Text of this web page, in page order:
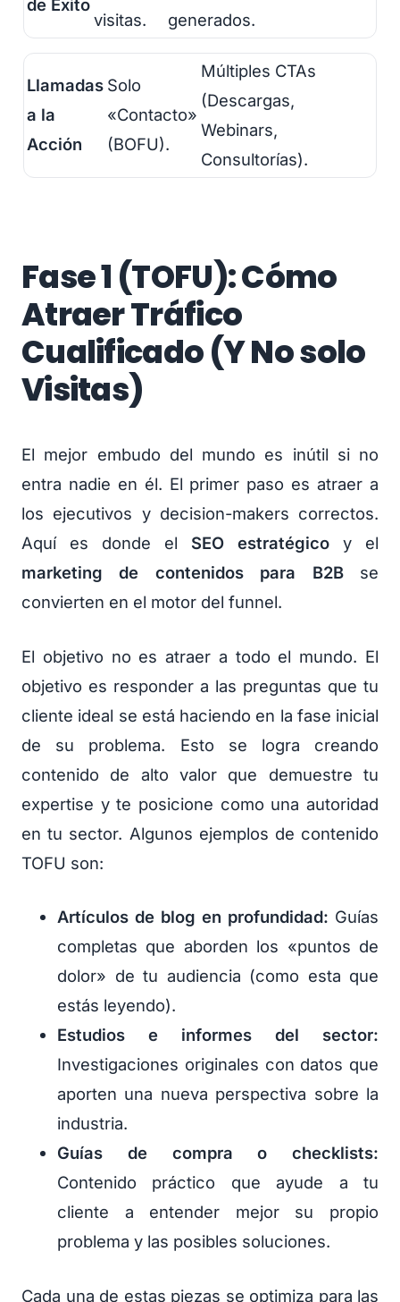
de Éxito
visitas.
generados.
Llamadas
a la
Acción
Solo
«Contacto»
(BOFU).
Múltiples CTAs
(Descargas,
Webinars,
Consultorías).
Fase 1 (TOFU): Cómo
Atraer Tráfico
Cualificado (Y No solo
Visitas)
El mejor embudo del mundo es inútil si no
entra nadie en él. El primer paso es atraer a
los ejecutivos y decision-makers correctos.
Aquí es donde el SEO estratégico y el
marketing de contenidos para B2Bse
convierten en el motor del funnel.
El objetivo no es atraer a todo el mundo. El
objetivo es responder a las preguntas que tu
cliente ideal se está haciendo en la fase inicial
de su problema. Esto se logra creando
contenido de alto valor que demuestre tu
expertise y te posicione como una autoridad
en tu sector. Algunos ejemplos de contenido
TOFU son:
Artículos de blog en profundidad: Guías
completas que aborden los «puntos de
dolor» de tu audiencia (como esta que
estás leyendo).
Estudios e informes del sector:
Investigaciones originales con datos que
aporten una nueva perspectiva sobre la
industria.
Guías de compra o checklists:
Contenido práctico que ayude a tu
cliente a entender mejor su propio
problema y las posibles soluciones.
Cada una de estas piezas se optimiza para las